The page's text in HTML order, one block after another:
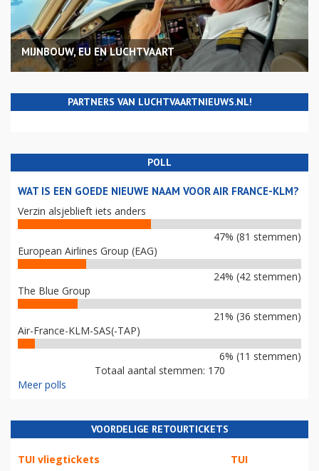
MIJNBOUW, EU EN LUCHTVAART
PARTNERS VAN LUCHTVAARTNIEUWS.NL!
POLL
WAT IS EEN GOEDE NIEUWE NAAM VOOR AIR FRANCE-KLM?
Verzin alsjeblieft iets anders
47% (81 stemmen)
European Airlines Group (EAG)
24% (42 stemmen)
The Blue Group
21% (36 stemmen)
Air-France-KLM-SAS(-TAP)
6% (11 stemmen)
Totaal aantal stemmen: 170
Meer polls
VOORDELIGE RETOURTICKETS
TUI vliegtickets TUI